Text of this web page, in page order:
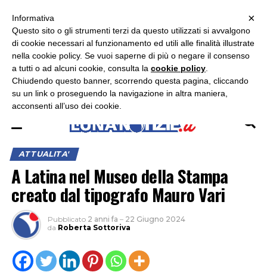
ASCOLTA RADIO LUNA
ATTUALITA'
A Latina nel Museo della Stampa
creato dal tipografo Mauro Vari
Pubblicato 2 anni fa – 22 Giugno 2024
da Roberta Sottoriva
×
×
Informativa
Questo sito o gli strumenti terzi da questo utilizzati si avvalgono
di cookie necessari al funzionamento ed utili alle finalità illustrate
nella cookie policy. Se vuoi saperne di più o negare il consenso
a tutti o ad alcuni cookie, consulta la cookie policy
Chiudendo questo banner, scorrendo questa pagina, cliccando
su un link o proseguendo la navigazione in altra maniera,
acconsenti all’uso dei cookie.